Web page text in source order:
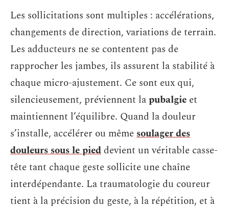
Les sollicitations sont multiples : accélérations,
changements de direction, variations de terrain.
Les adducteurs ne se contentent pas de
rapprocher les jambes, ils assurent la stabilité à
chaque micro-ajustement. Ce sont eux qui,
silencieusement, préviennent lapubalgie et
maintiennent l’équilibre. Quand la douleur
s’installe, accélérer ou mêmesoulager des
douleurs sous le pieddevient un véritable casse-
tête tant chaque geste sollicite une chaîne
interdépendante. La traumatologie du coureur
tient à la précision du geste, à la répétition, et à